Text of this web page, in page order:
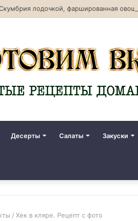
лодочкой, фаршированная
Десерты Салаты Закуски
/ Хек в кляре. Рецепт с фото